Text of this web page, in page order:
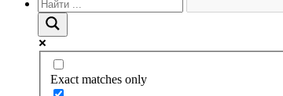
Exact matches only